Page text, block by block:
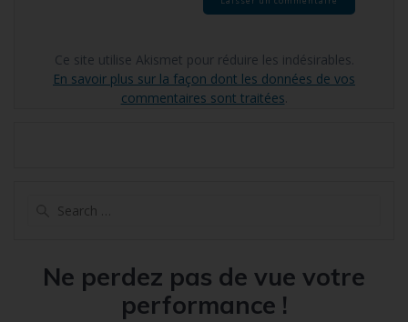
Ce site utilise Akismet pour réduire les indésirables.
En savoir plus sur la façon dont les données de vos
commentaires sont traitées.
Ne perdez pas de vue votre
performance !